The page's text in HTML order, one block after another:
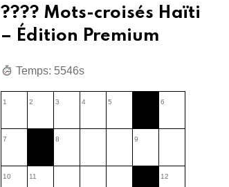
???? Mots-croisés Haïti
– Édition Premium
Temps: 5547s
1 2 3 4 5 6
7 8 9
10 11 12